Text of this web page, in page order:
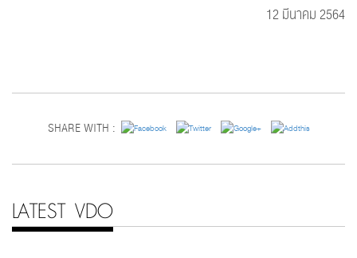
12 มีนาคม 2564
SHARE WITH :
LATEST VDO